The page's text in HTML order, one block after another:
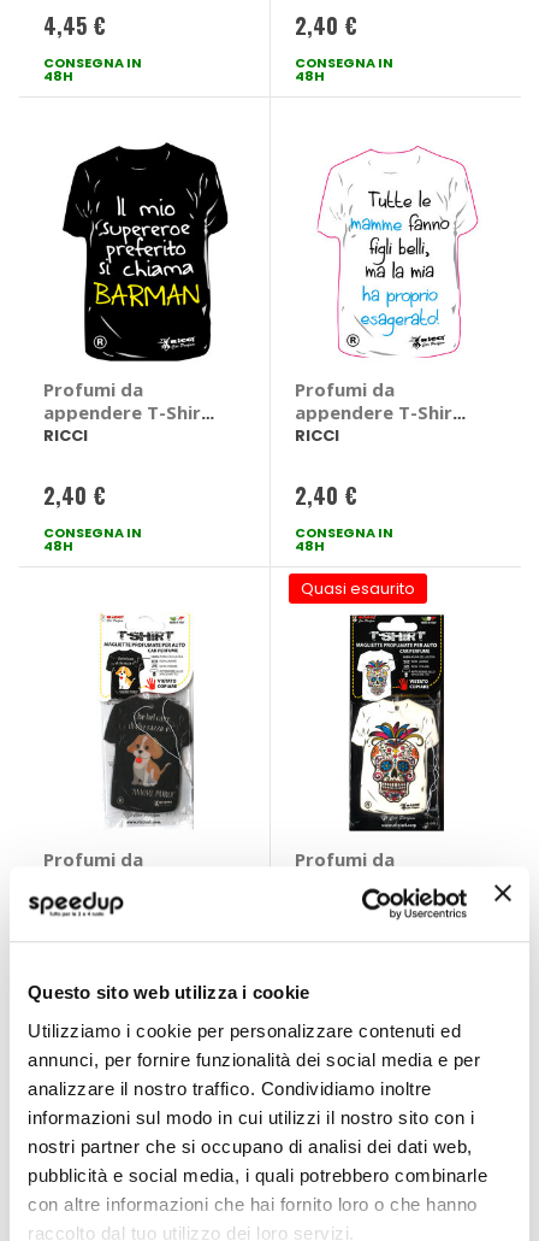
Questo sito web utilizza i cookie
Utilizziamo i cookie per personalizzare contenuti ed
annunci, per fornire funzionalità dei social media e per
analizzare il nostro traffico. Condividiamo inoltre
informazioni sul modo in cui utilizzi il nostro sito con i
nostri partner che si occupano di analisi dei dati web,
pubblicità e social media, i quali potrebbero combinarle
con altre informazioni che hai fornito loro o che hanno
raccolto dal tuo utilizzo dei loro servizi.
4,45 €
CONSEGNA IN
48H
2,40 €
CONSEGNA IN
48H
Profumi da
appendere T-Shirt
- RICCI
RICCI
2,40 €
CONSEGNA IN
48H
Profumi da
appendere T-Shirt
- RICCI
RICCI
2,40 €
CONSEGNA IN
48H
Profumi da
- RICCI
RICCI
CONSEGNA IN
Quasi esaurito
Profumi da
appendere T-Shirt
CONSEGNA IN